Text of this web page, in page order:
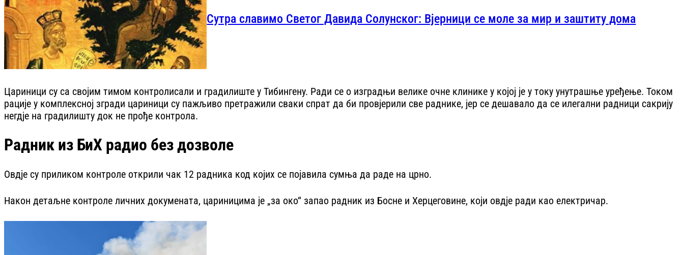
Сутра славимо Светог Давида Солунског: Вјерници се моле за мир и заштиту дома
Цариници су са својим тимом контролисали и градилиште у Тибингену. Ради се о изградњи велике очне клинике у којој је у току унутрашње уређење. Током
рације у комплексној згради цариници су пажљиво претражили сваки спрат да би провјерили све раднике, јер се дешавало да се илегални радници сакрију
негдје на градилишту док не прође контрола.
Радник из БиХ радио без дозволе
Овдје су приликом контроле открили чак 12 радника код којих се појавила сумња да раде на црно.
Након детаљне контроле личних докумената, цариницима је „за око“ запао радник из Босне и Херцеговине, који овдје ради као електричар.